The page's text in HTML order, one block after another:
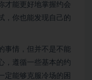
才能更好地掌握约会
，你也能发现自己的
事情，但并不是不能
，遵循一些基本的约
定能够克服冷场的困